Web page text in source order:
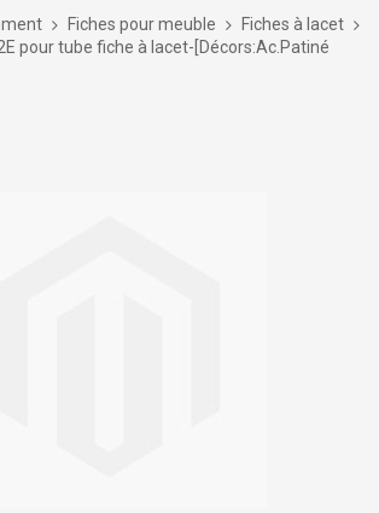
Fiches pour meuble
Fiches à lacet
pour tube fiche à lacet-[Décors:Ac.Patiné